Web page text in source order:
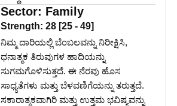
Sector: Family
Strength: 28 [25 - 49]
ನಿಮ್ಮ ದಾರಿಯಲ್ಲಿ ಬೆಂಬಲವನ್ನು ನಿರೀಕ್ಷಿಸಿ,
ಧನಾತ್ಮಕ ತಿರುವುಗಳ ಹಾದಿಯನ್ನು
ಸುಗಮಗೊಳಿಸುತ್ತದೆ. ಈ ನೆರವು ಹೊಸ
ಸಾಧ್ಯತೆಗಳು ಮತ್ತು ಬೆಳವಣಿಗೆಯನ್ನು ತರುತ್ತದೆ.
ಸಕಾರಾತ್ಮಕವಾಗಿರಿ ಮತ್ತು ಉತ್ತಮ ಭವಿಷ್ಯವನ್ನು